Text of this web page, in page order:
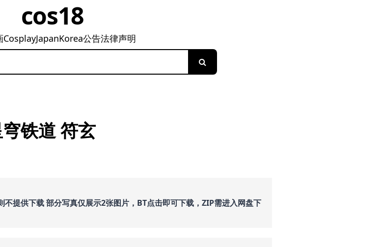
cos18
CosplayJapanKorea公告法律声明
搜索
铁道 符玄
提供下载 部分写真仅展示2张图片，BT点击即可下载，ZIP需进入网盘下